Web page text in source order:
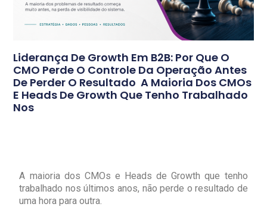
Liderança De Growth Em B2B: Por Que O
CMO Perde O Controle Da Operação Antes
De Perder O Resultado A Maioria Dos CMOs
E Heads De Growth Que Tenho Trabalhado
Nos
A maioria dos CMOs e Heads de Growth que tenho
trabalhado nos últimos anos, não perde o resultado de
uma hora para outra.